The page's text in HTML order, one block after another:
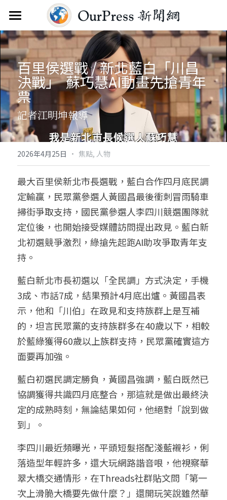
首頁
新聞雲
分類
焦點新聞
觀點評析
文教新聞
綜合生活
人物報導
國際財經
關於
服務
聯繫
訂閱電子報
FAQ
搜索
百里侯選戰 / 新北藍白「川昌
決戰」  蘇巧慧AI動畫先搶青年
票
記者江明坤報導
2026年4月25日 · 焦點, 人物
最大百里侯新北市長選戰，藍白合作四月底民調
定輸贏，民眾黨參選人黃國昌最後衝刺冒雨騎車
掃街爭取支持，國民黨參選人李四川競選團隊就
定位後，也開始接受媒體訪問提出政見。藍白新
北初選競爭激烈，綠搶先起跑AI助攻爭取青年支
持。
藍白新北市長初選以「全民調」方式決定，手機
3成、市話7成，結果預計4月底出爐。黃國昌表
示，他和「川伯」在政見和支持族群上是互補
的，坦言民眾黨的支持族群多在40歲以下，相較
於藍綠獲得60歲以上族群支持，民眾黨確實這方
面要再加強。
藍白初選民調定勝負，黃國昌強調，藍白既然已
協調獲得共識四月底整合，那這就是做出最終決
定的成熟時刻，無論結果如何，他絕對「說到做
到」。
李四川最近頻曝光，平頭短髮搭配淺藍襯衫，俐
落造型年輕許多，還大玩網路諧音哏，他視察華
翠大橋交通情形，在Threads社群貼文問「第一
次上滑脆大橋要先做什麼？」還開玩笑說雖然華